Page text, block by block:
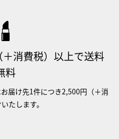
消費税）以上で送料
料
届け先1件につき2,500円（＋消
たします。